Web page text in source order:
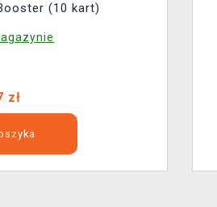
(10 kart)
zł